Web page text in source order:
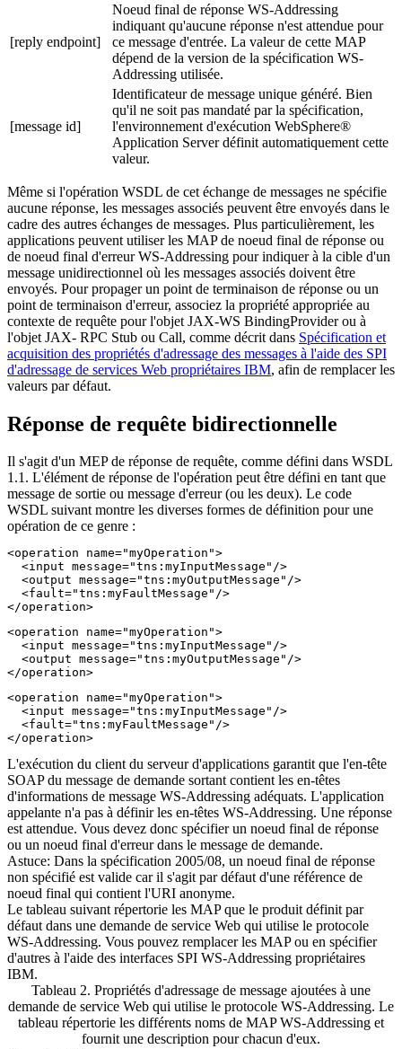
[reply endpoint]
Noeud final de réponse WS-Addressing
indiquant qu'aucune réponse n'est attendue pour
ce message d'entrée. La valeur de cette MAP
dépend de la version de la spécification WS-
Addressing utilisée.
[message id]
Identificateur de message unique généré. Bien
qu'il ne soit pas mandaté par la spécification,
l'environnement d'exécution WebSphere®
Application Server définit automatiquement cette
valeur.
Même si l'opération WSDL de cet échange de messages ne spécifie
aucune réponse, les messages associés peuvent être envoyés dans le
cadre des autres échanges de messages. Plus particulièrement, les
applications peuvent utiliser les MAP de noeud final de réponse ou
de noeud final d'erreur WS-Addressing pour indiquer à la cible d'un
message unidirectionnel où les messages associés doivent être
envoyés. Pour propager un point de terminaison de réponse ou un
point de terminaison d'erreur, associez la propriété appropriée au
contexte de requête pour l'objet JAX-WS BindingProvider ou à
l'objet JAX- RPC Stub ou Call, comme décrit dans Spécification et
acquisition des propriétés d'adressage des messages à l'aide des SPI
d'adressage de services Web propriétaires IBM, afin de remplacer les
valeurs par défaut.
Réponse de requête bidirectionnelle
Il s'agit d'un MEP de réponse de requête, comme défini dans WSDL
1.1. L'élément de réponse de l'opération peut être défini en tant que
message de sortie ou message d'erreur (ou les deux). Le code
WSDL suivant montre les diverses formes de définition pour une
opération de ce genre :
<operation name="myOperation">
  <input message="tns:myInputMessage"/>
  <output message="tns:myOutputMessage"/>
  <fault="tns:myFaultMessage"/>
</operation>
<operation name="myOperation">
  <input message="tns:myInputMessage"/>
  <output message="tns:myOutputMessage"/>
</operation>
<operation name="myOperation">
  <input message="tns:myInputMessage"/>
  <fault="tns:myFaultMessage"/>
</operation>
L'exécution du client du serveur d'applications garantit que l'en-tête
SOAP du message de demande sortant contient les en-têtes
d'informations de message WS-Addressing adéquats. L'application
appelante n'a pas à définir les en-têtes WS-Addressing. Une réponse
est attendue. Vous devez donc spécifier un noeud final de réponse
ou un noeud final d'erreur dans le message de demande.
Astuce: Dans la spécification 2005/08, un noeud final de réponse
non spécifié est valide car il s'agit par défaut d'une référence de
noeud final qui contient l'URI anonyme.
Le tableau suivant répertorie les MAP que le produit définit par
défaut dans une demande de service Web qui utilise le protocole
WS-Addressing. Vous pouvez remplacer les MAP ou en spécifier
d'autres à l'aide des interfaces SPI WS-Addressing propriétaires
IBM.
Tableau 2. Propriétés d'adressage de message ajoutées à une
demande de service Web qui utilise le protocole WS-Addressing. Le
tableau répertorie les différents noms de MAP WS-Addressing et
fournit une description pour chacun d'eux.